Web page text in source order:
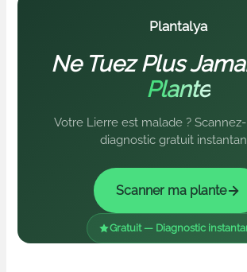
Plantalya
Ne Tuez Plus
Plante
Votre Lierre est malade ?
diagnostic gratuit
Scanner ma plante
Gratuit — Diagnostic